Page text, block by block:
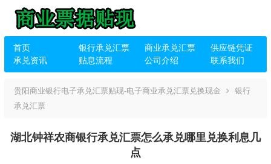
首页 银行承兑汇票 商业承兑汇票
供应链凭证
承兑资讯
贴息流程 公司介绍 联系我们
贵阳商业银行电子承兑汇票贴现-电子商业承兑汇票兑换现金
银行
承兑汇票
湖北钟祥农商银行承兑汇票怎么承兑哪里兑换利息几
点